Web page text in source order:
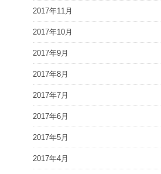
2017年11月
2017年10月
2017年9月
2017年8月
2017年7月
2017年6月
2017年5月
2017年4月